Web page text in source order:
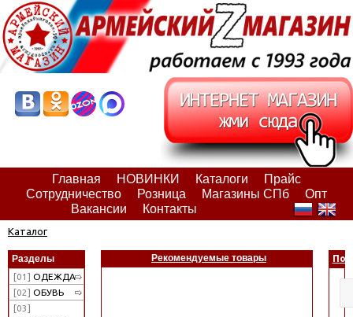
Главная НОВИНКИ Каталоги
Прайс
Сотрудничество
Розница Магазины СПб
Опт
Вакансии
Контакты
Каталог
Разделы
[01] ОДЕЖДА
[02] ОБУВЬ
[03]
Рекомендуемые товары